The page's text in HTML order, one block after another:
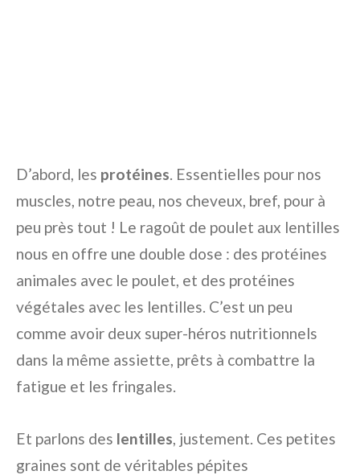
D’abord, les protéines. Essentielles pour nos
muscles, notre peau, nos cheveux, bref, pour à
peu près tout ! Le ragoût de poulet aux lentilles
nous en offre une double dose : des protéines
animales avec le poulet, et des protéines
végétales avec les lentilles. C’est un peu
comme avoir deux super-héros nutritionnels
dans la même assiette, prêts à combattre la
fatigue et les fringales.
Et parlons des lentilles, justement. Ces petites
graines sont de véritables pépites